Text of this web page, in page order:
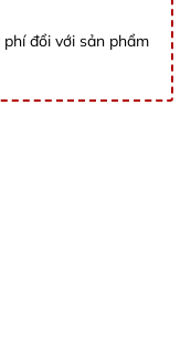
đổi với sản phẩm